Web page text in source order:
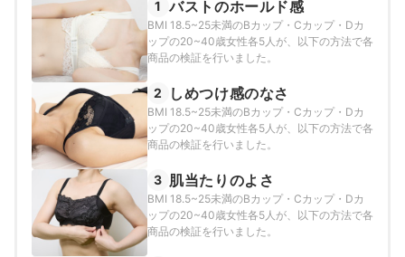
1 バストのホールド感
BMI 18.5~25未満のBカップ・Cカップ・Dカ
ップの20~40歳女性各5人が、以下の方法で各
商品の検証を行いました。
2 しめつけ感のなさ
BMI 18.5~25未満のBカップ・Cカップ・Dカ
ップの20~40歳女性各5人が、以下の方法で各
商品の検証を行いました。
3 肌当たりのよさ
BMI 18.5~25未満のBカップ・Cカップ・Dカ
ップの20~40歳女性各5人が、以下の方法で各
商品の検証を行いました。